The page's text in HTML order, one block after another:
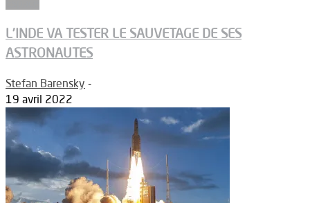
L’INDE VA TESTER LE SAUVETAGE DE SES
ASTRONAUTES
Stefan Barensky -
19 avril 2022